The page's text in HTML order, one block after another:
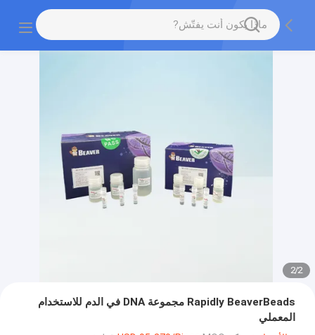
2
/
2
Rapidly BeaverBeads مجموعة DNA في الدم للاستخدام
المعملي